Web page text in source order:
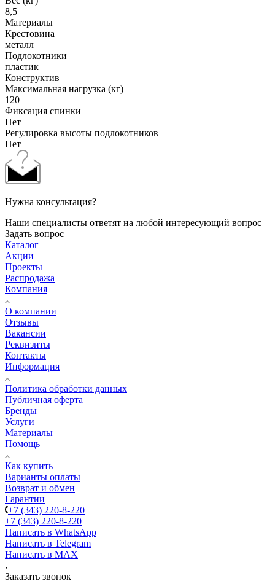
8,5
Материалы
Крестовина
металл
Подлокотники
пластик
Конструктив
Максимальная нагрузка (кг)
120
Фиксация спинки
Нет
Регулировка высоты подлокотников
Нет
Нужна консультация?
Наши специалисты ответят на любой интересующий вопрос
Задать вопрос
Каталог
Акции
Проекты
Распродажа
Компания
О компании
Отзывы
Вакансии
Реквизиты
Контакты
Информация
Политика обработки данных
Публичная оферта
Бренды
Услуги
Материалы
Помощь
Как купить
Варианты оплаты
Возврат и обмен
Гарантии
+7 (343) 220-8-220
+7 (343) 220-8-220
Написать в WhatsApp
Написать в Telegram
Написать в MAX
Заказать звонок